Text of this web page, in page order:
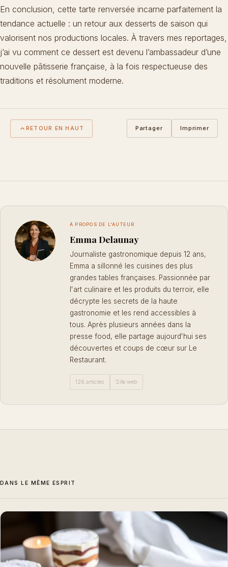
En conclusion, cette tarte renversée incarne parfaitement la
tendance actuelle : un retour aux desserts de saison qui
valorisent nos productions locales. À travers mes reportages,
j’ai vu comment ce dessert est devenu l’ambassadeur d’une
nouvelle pâtisserie française, à la fois respectueuse des
traditions et résolument moderne.
RETOUR EN HAUT Partager Imprimer
À PROPOS DE L'AUTEUR
Emma Delaunay
Journaliste gastronomique depuis 12 ans,
Emma a sillonné les cuisines des plus
grandes tables françaises. Passionnée par
l'art culinaire et les produits du terroir, elle
décrypte les secrets de la haute
gastronomie et les rend accessibles à
tous. Après plusieurs années dans la
presse food, elle partage aujourd'hui ses
découvertes et coups de cœur sur Le
Restaurant.
126 articles Site web
DANS LE MÊME ESPRIT